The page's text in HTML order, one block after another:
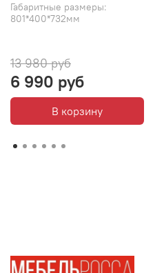
Габаритные размеры:
801*400*732мм
13 980 руб
6 990 руб
В корзину